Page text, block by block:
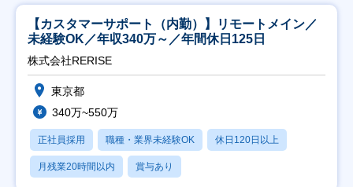
【カスタマーサポート（内勤）】リモートメイン／
未経験OK／年収340万～／年間休日125日
株式会社RERISE
東京都
340万~550万
正社員採用 職種・業界未経験OK 休日120日以上
月残業20時間以内 賞与あり